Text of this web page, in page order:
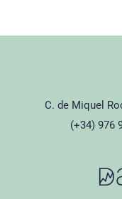
C. de Miquel
(+34) 976